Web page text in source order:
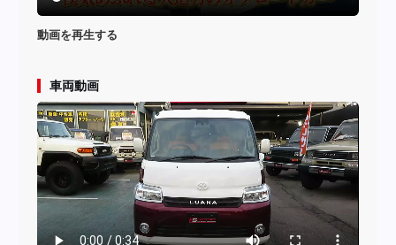
動画を再生する
車両動画